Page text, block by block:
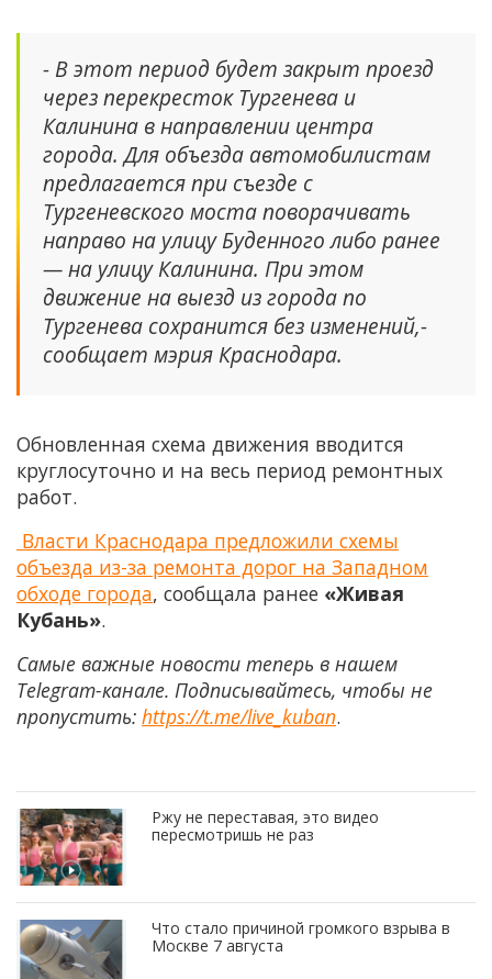
- В этот период будет закрыт проезд
через перекресток Тургенева и
Калинина в направлении центра
города. Для объезда автомобилистам
предлагается при съезде с
Тургеневского моста поворачивать
направо на улицу Буденного либо ранее
— на улицу Калинина. При этом
движение на выезд из города по
Тургенева сохранится без изменений,-
сообщает мэрия Краснодара.
Обновленная схема движения вводится
круглосуточно и на весь период ремонтных
работ.
Власти Краснодара предложили схемы
объезда из-за ремонта дорог на Западном
обходе города, сообщала ранее «Живая
Кубань».
Самые важные новости теперь в нашем
Telegram-канале. Подписывайтесь, чтобы не
пропустить: https://t.me/live_kuban.
Ржу не переставая, это видео
пересмотришь не раз
Что стало причиной громкого взрыва в
Москве 7 августа